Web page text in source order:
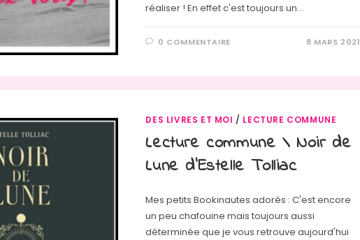
réaliser ! En effet c'est toujours un…
0 COMMENTAIRE 8 MARS 2021
DES LIVRES ET MOI / LECTURE COMMUNE
Lecture commune \ Noir de
Lune d’Estelle Tolliac
Mes petits Bookinautes adorés : C'est encore
un peu chafouine mais toujours aussi
déterminée que je vous retrouve aujourd'hui